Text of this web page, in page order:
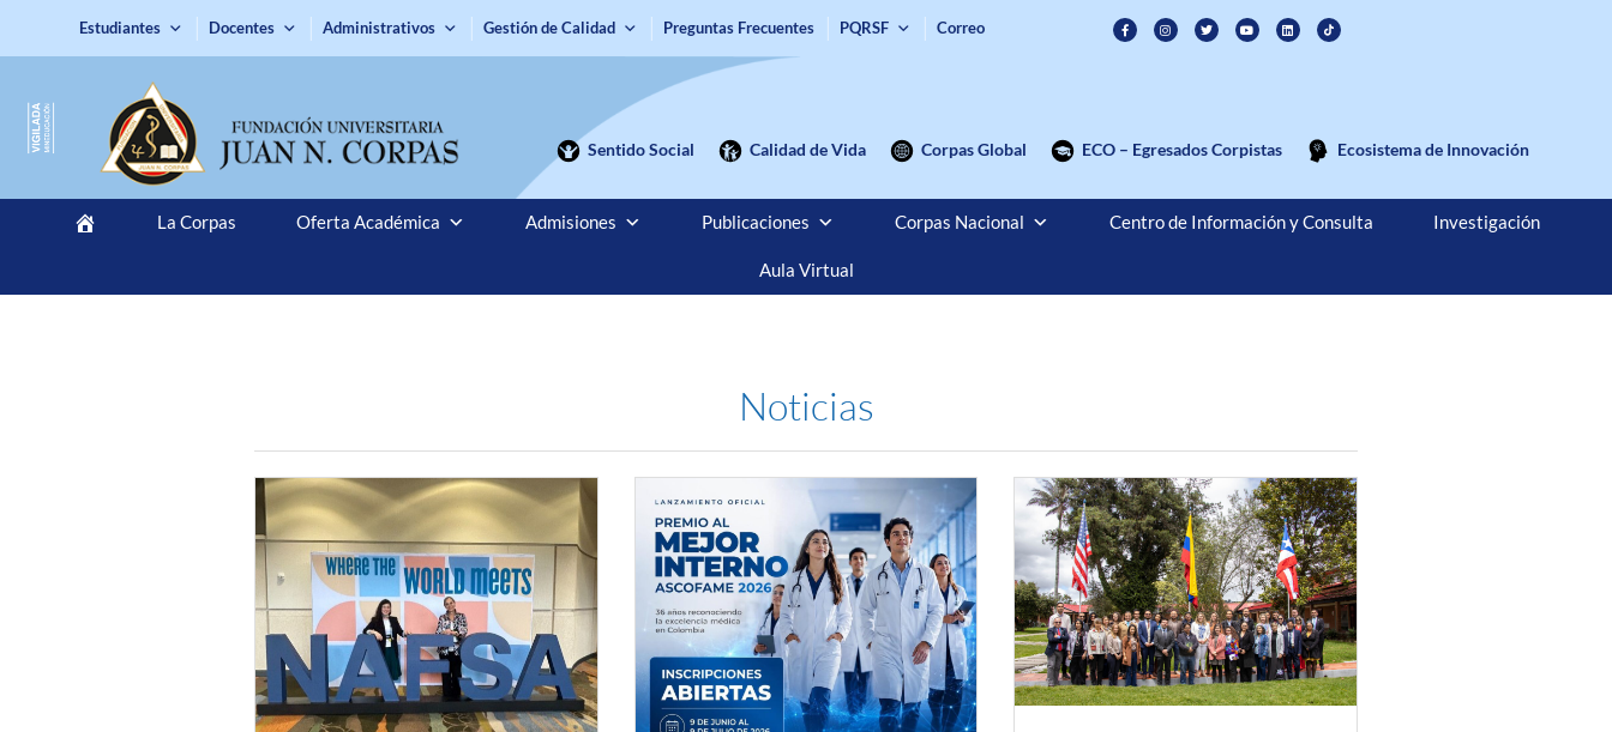
Estudiantes Docentes Administrativos Gestión de Calidad Preguntas Frecuentes PQRSF Correo
Sentido Social Calidad de Vida Corpas Global ECO – Egresados Corpistas Ecosistema de Innovación
La Corpas Oferta Académica Admisiones Publicaciones Corpas Nacional Centro de Información y Consulta Investigación
Aula Virtual
Noticias